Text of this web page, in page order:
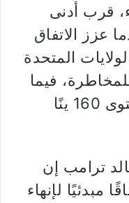
قرب أدنى
بعدما عزز الاتفاق
المتحدة
فيما
ظل الين متذبذبًا قرب مستوى 160 ينًا
ترامب إن
مبدئيًا لإنهاء